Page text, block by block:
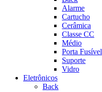
Alarme
Cartucho
Cerâmica
Classe CC
Médio
Porta Fusível
Suporte
Vidro
Eletrônicos
Back